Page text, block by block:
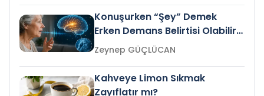
Konuşurken “Şey” Demek
Erken Demans Belirtisi Olabilir
mi?
Zeynep GÜÇLÜCAN
Kahveye Limon Sıkmak
Zayıflatır mı?